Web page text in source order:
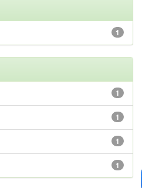
1
1
1
1
1